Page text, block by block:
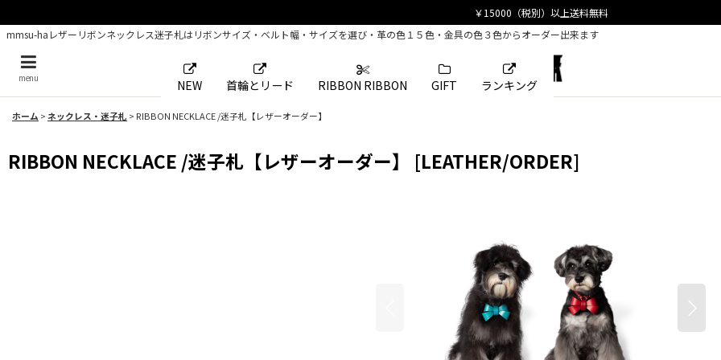
mmsu-haレザーリボンネックレス迷子札はリボンサイズ・ベルト幅・サイズを選び・革の色１５色・金具の色３色からオーダー出来ます
menu NEW 首輪とリード RIBBON RIBBON GIFT ランキング
ホーム > ネックレス・迷子札 > RIBBON NECKLACE /迷子札【レザーオーダー】
RIBBON NECKLACE /迷子札【レザーオーダー】 [LEATHER/ORDER]